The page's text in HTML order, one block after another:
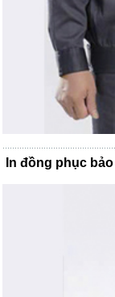
In đồng phục